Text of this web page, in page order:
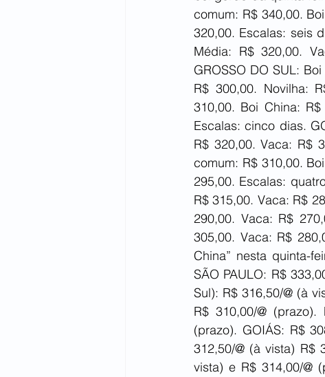
comum: R$ 340,00.
320,00. Escalas: seis
Média: R$ 320,00.
GROSSO DO SUL:
R$ 300,00. Novilha:
310,00. Boi China:
Escalas: cinco dias.
R$ 320,00. Vaca: R$
comum: R$ 310,00.
295,00. Escalas:
R$ 315,00. Vaca: R$
290,00. Vaca: R$
305,00. Vaca: R$
China” nesta quinta-
SÃO PAULO: R$
Sul): R$ 316,50/@ (à
R$ 310,00/@
(prazo). GOIÁS: R$
312,50/@ (à vista) R$
vista) e R$ 314,00/@